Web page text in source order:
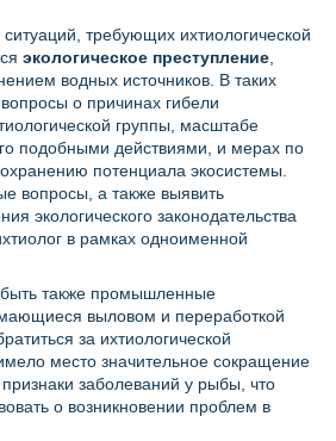
требующих ихтиологической
экологическое преступление
водных источников. В таких
о причинах гибели
группы, масштабе
подобными действиями, и мерах по
потенциала экосистемы.
вопросы, а также выявить
экологического законодательства
в рамках одноименной
быть также промышленные
выловом и переработкой
за ихтиологической
место значительное сокращение
заболеваний у рыбы, что
о возникновении проблем в